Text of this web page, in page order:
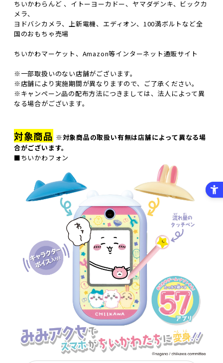
ちいかわらんど 、イトーヨーカドー、ヤマダデンキ、ビックカ
メラ、
ヨドバシカメラ、上新電機、エディオン、100満ボルトなど全
国のおもちゃ売場
ちいかわマーケット、Amazon等インターネット通販サイト
※一部取扱いのない店舗がございます。
※店舗により実施期間が異なりますので、ご了承ください。
※キャンペーン品の配布方法につきましては、法人によって異
なる場合がございます。
対象商品 ※対象商品の取扱い有無は店舗によって異なる場
合がございます。
■ちいかわフォン